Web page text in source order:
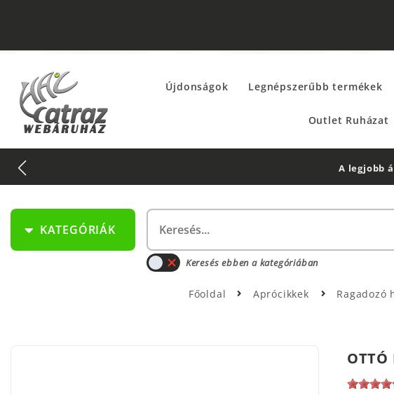
Újdonságok Legnépszerűbb termékek
Outlet Ruházat
A legjobb
KATEGÓRIÁK
Keresés ebben a kategóriában
Főoldal Aprócikkek Ragadozó
OTTÓ